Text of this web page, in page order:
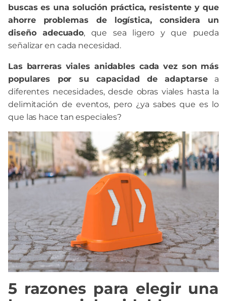
buscas es una solución práctica, resistente y que
ahorre problemas de logística, considera un
diseño adecuado, que sea ligero y que pueda
señalizar en cada necesidad.
Las barreras viales anidables cada vez son más
populares por su capacidad de adaptarsea
diferentes necesidades, desde obras viales hasta la
delimitación de eventos, pero ¿ya sabes que es lo
que las hace tan especiales?
5 razones para elegir una